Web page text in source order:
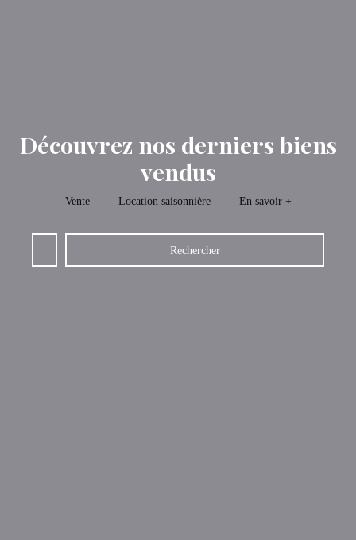
Découvrez nos derniers biens
vendus
Vente Location saisonnière En savoir +
Rechercher